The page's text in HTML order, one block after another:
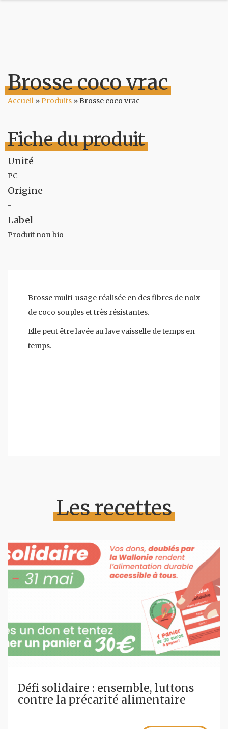
Brosse coco vrac
Accueil »Produits »Brosse coco vrac
Fiche du produit
Unité
PC
Origine
-
Label
Produit non bio
Brosse multi-usage réalisée en des fibres de noix
de coco souples et très résistantes.
Elle peut être lavée au lave vaisselle de temps en
temps.
Les recettes
Défi solidaire : ensemble, luttons
contre la précarité alimentaire